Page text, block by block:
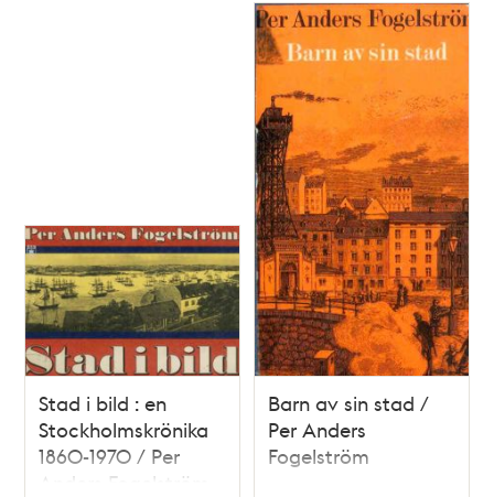
Stad i bild : en
Stockholmskrönika
1860-1970 / Per
Anders Fogelström
Barn av sin stad /
Per Anders
Fogelström